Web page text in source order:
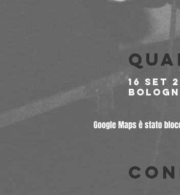
16 set
Google Maps è stato